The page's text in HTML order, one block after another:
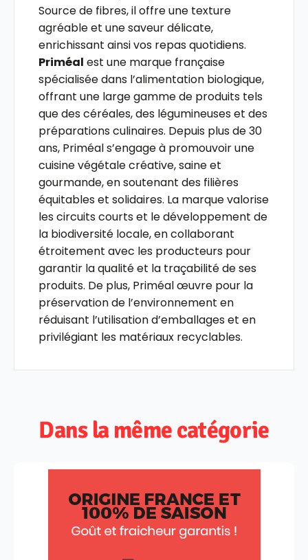
Source de fibres, il offre une texture
agréable et une saveur délicate,
enrichissant ainsi vos repas quotidiens.
Priméal est une marque française
spécialisée dans l’alimentation biologique,
offrant une large gamme de produits tels
que des céréales, des légumineuses et des
préparations culinaires. Depuis plus de 30
ans, Priméal s’engage à promouvoir une
cuisine végétale créative, saine et
gourmande, en soutenant des filières
équitables et solidaires. La marque valorise
les circuits courts et le développement de
la biodiversité locale, en collaborant
étroitement avec les producteurs pour
garantir la qualité et la traçabilité de ses
produits. De plus, Priméal œuvre pour la
préservation de l’environnement en
réduisant l’utilisation d’emballages et en
privilégiant les matériaux recyclables.
Dans la même catégorie